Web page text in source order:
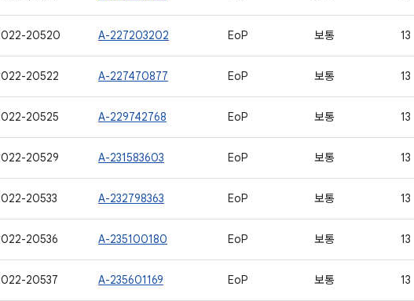
20520 A-227203202 EoP 보통 13
20522 A-227470877 EoP 보통 13
20525 A-229742768 EoP 보통 13
20529 A-231583603 EoP 보통 13
20533 A-232798363 EoP 보통 13
20536 A-235100180 EoP 보통 13
20537 A-235601169 EoP 보통 13